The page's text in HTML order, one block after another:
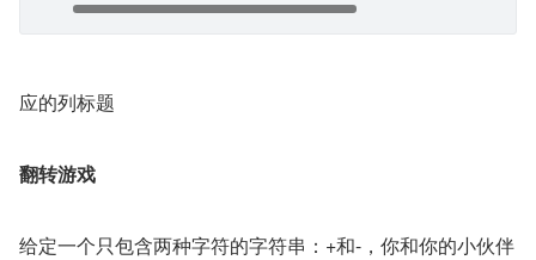
应的列标题
翻转游戏
给定一个只包含两种字符的字符串：+和-，你和你的小伙伴